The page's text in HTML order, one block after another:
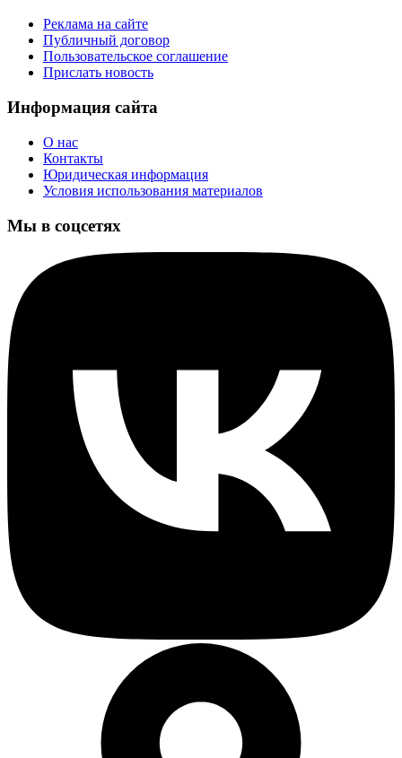
Реклама на сайте
Публичный договор
Пользовательское соглашение
Прислать новость
Информация сайта
О нас
Контакты
Юридическая информация
Условия использования материалов
Мы в соцсетях